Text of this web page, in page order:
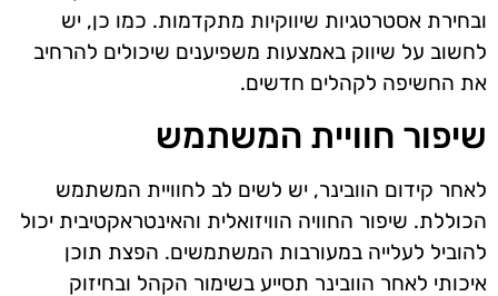
ובחירת אסטרטגיות שיווקיות מתקדמות. כמו כן, יש
לחשוב על שיווק באמצעות משפיענים שיכולים להרחיב
את החשיפה לקהלים חדשים.
שיפור חוויית המשתמש
לאחר קידום הוובינר, יש לשים לב לחוויית המשתמש
הכוללת. שיפור החוויה הוויזואלית והאינטראקטיבית יכול
להוביל לעלייה במעורבות המשתמשים. הפצת תוכן
איכותי לאחר הוובינר תסייע בשימור הקהל ובחיזוק